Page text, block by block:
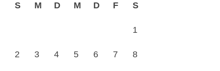
S
M D M D F S
1
2 3 4 5 6 7 8